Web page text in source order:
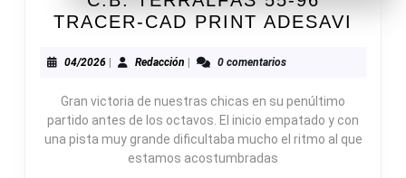
TRACER-CAD PRINT ADESAVI
CAD
04/202604/2026
| RedacciónRedacción
| 0 comentarios
Gran victoria de nuestras chicas en su penúltimo
partido antes de los octavos. El inicio empatado y con
una pista muy grande dificultaba mucho el ritmo al que
estamos acostumbradas